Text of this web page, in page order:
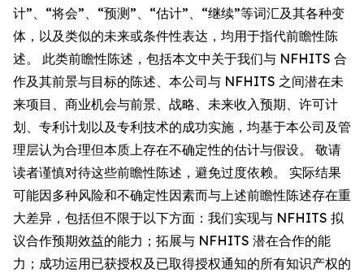
计”、“将会”、“预测”、“估计”、“继续”等词汇及其各种变
体，以及类似的未来或条件性表达，均用于指代前瞻性陈
述。 此类前瞻性陈述，包括本文中关于我们与 NFHITS 合
作及其前景与目标的陈述、本公司与 NFHITS 之间潜在未
来项目、商业机会与前景、战略、未来收入预期、许可计
划、专利计划以及专利技术的成功实施，均基于本公司及管
理层认为合理但本质上存在不确定性的估计与假设。 敬请
读者谨慎对待这些前瞻性陈述，避免过度依赖。 实际结果
可能因多种风险和不确定性因素而与上述前瞻性陈述存在重
大差异，包括但不限于以下方面：我们实现与 NFHITS 拟
议合作预期效益的能力；拓展与 NFHITS 潜在合作的能
力；成功运用已获授权及已取得授权通知的所有知识产权的